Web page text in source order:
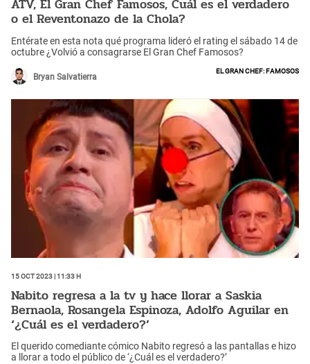
ATV, El Gran Chef Famosos, Cuál es el verdadero
o el Reventonazo de la Chola?
Entérate en esta nota qué programa lideró el rating el sábado 14 de
octubre ¿Volvió a consagrarse El Gran Chef Famosos?
Bryan Salvatierra
El Gran Chef: Famosos
15 Oct 2023 | 11:33 h
Nabito regresa a la tv y hace llorar a Saskia
Bernaola, Rosangela Espinoza, Adolfo Aguilar en
‘¿Cuál es el verdadero?’
El querido comediante cómico Nabito regresó a las pantallas e hizo
a llorar a todo el público de ‘¿Cuál es el verdadero?’